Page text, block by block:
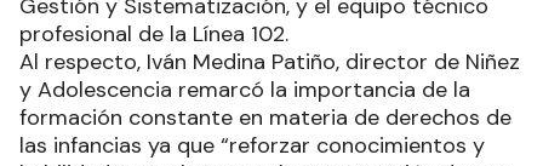
Gestión y Sistematización, y el equipo técnico
profesional de la Línea 102.
Al respecto, Iván Medina Patiño, director de Niñez
y Adolescencia remarcó la importancia de la
formación constante en materia de derechos de
las infancias ya que “reforzar conocimientos y